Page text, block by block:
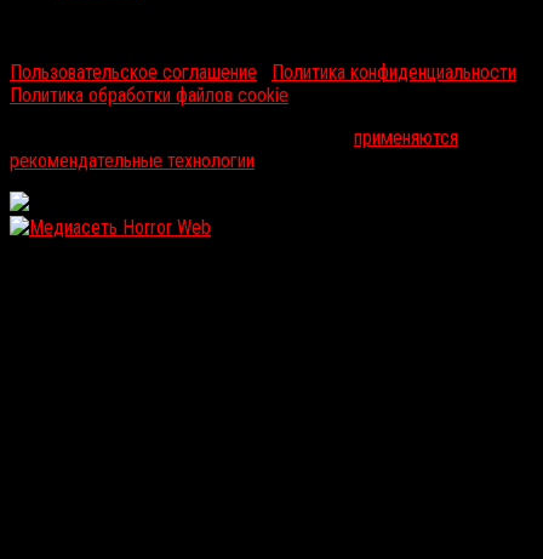
Пользовательское соглашение
Политика конфиденциальности
Политика обработки файлов cookie
применяются
рекомендательные технологии